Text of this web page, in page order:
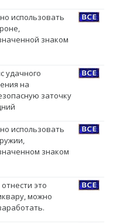
использовать
знаком
удачного
на
заточку
использовать
знаком
отнести это
можно